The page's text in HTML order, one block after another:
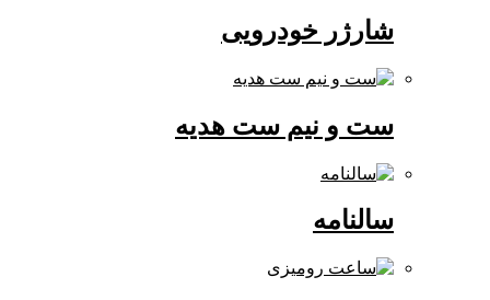
شارژر خودرویی
ست و نیم ست هدیه